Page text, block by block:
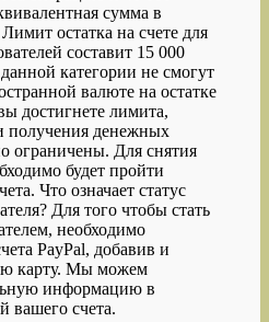
сумма в
остатка на счете для
составит 15 000
категории не смогут
валюте на остатке
достигнете лимита,
получения денежных
ограничены. Для снятия
будет пройти
Что означает статус
Для того чтобы стать
необходимо
PayPal, добавив и
карту. Мы можем
информацию в
вашего счета.